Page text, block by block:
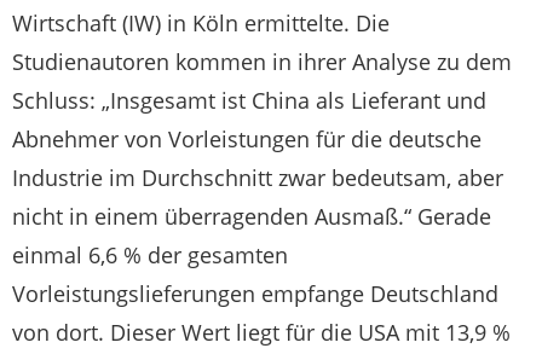
Wirtschaft (IW) in Köln ermittelte. Die
Studienautoren kommen in ihrer Analyse zu dem
Schluss: „Insgesamt ist China als Lieferant und
Abnehmer von Vorleistungen für die deutsche
Industrie im Durchschnitt zwar bedeutsam, aber
nicht in einem überragenden Ausmaß.“ Gerade
einmal 6,6 % der gesamten
Vorleistungslieferungen empfange Deutschland
von dort. Dieser Wert liegt für die USA mit 13,9 %